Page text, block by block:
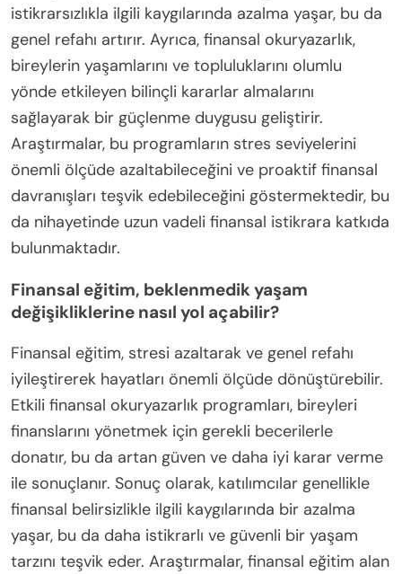
istikrarsızlıkla ilgili kaygılarında azalma yaşar, bu da
genel refahı artırır. Ayrıca, finansal okuryazarlık,
bireylerin yaşamlarını ve topluluklarını olumlu
yönde etkileyen bilinçli kararlar almalarını
sağlayarak bir güçlenme duygusu geliştirir.
Araştırmalar, bu programların stres seviyelerini
önemli ölçüde azaltabileceğini ve proaktif finansal
davranışları teşvik edebileceğini göstermektedir, bu
da nihayetinde uzun vadeli finansal istikrara katkıda
bulunmaktadır.
Finansal eğitim, beklenmedik yaşam
değişikliklerine nasıl yol açabilir?
Finansal eğitim, stresi azaltarak ve genel refahı
iyileştirerek hayatları önemli ölçüde dönüştürebilir.
Etkili finansal okuryazarlık programları, bireyleri
finanslarını yönetmek için gerekli becerilerle
donatır, bu da artan güven ve daha iyi karar verme
ile sonuçlanır. Sonuç olarak, katılımcılar genellikle
finansal belirsizlikle ilgili kaygılarında bir azalma
yaşar, bu da daha istikrarlı ve güvenli bir yaşam
tarzını teşvik eder. Araştırmalar, finansal eğitim alan